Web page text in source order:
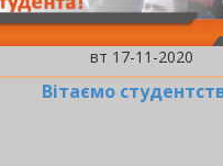
вт 17-11-2020
Вітаємо